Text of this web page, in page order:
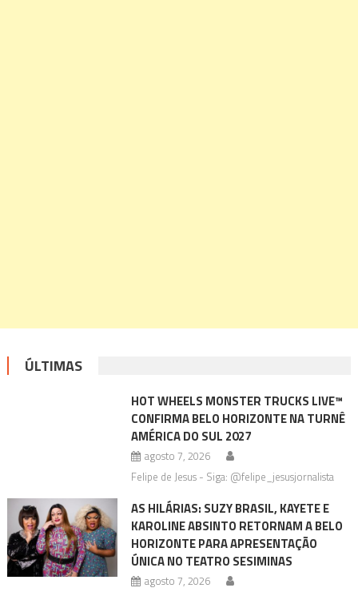
ÚLTIMAS
HOT WHEELS MONSTER TRUCKS LIVE™
CONFIRMA BELO HORIZONTE NA TURNÊ
AMÉRICA DO SUL 2027
agosto 7, 2026
Felipe de Jesus - Siga: @felipe_jesusjornalista
AS HILÁRIAS: SUZY BRASIL, KAYETE E
KAROLINE ABSINTO RETORNAM A BELO
HORIZONTE PARA APRESENTAÇÃO
ÚNICA NO TEATRO SESIMINAS
agosto 7, 2026